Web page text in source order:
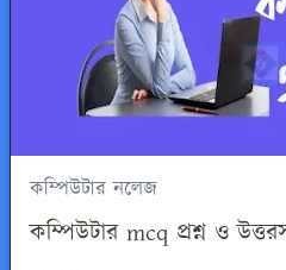
কম্পিউটার নলেজ
কম্পিউটার mcq প্রশ্ন ও